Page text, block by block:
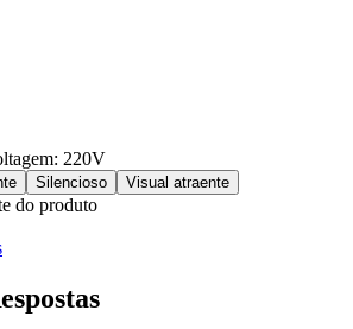
220V
Silencioso Visual atraente
do produto